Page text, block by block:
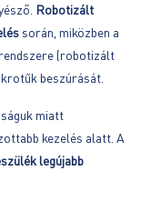
Robotizált
során, miközben a
(robotizált
beszúrását.
miatt
kezelés alatt. A
legújabb